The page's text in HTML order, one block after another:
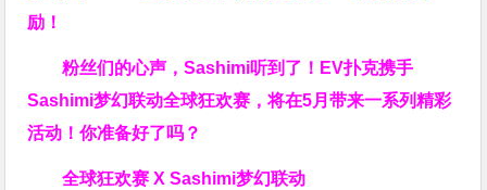
励！
粉丝们的心声，Sashimi听到了！EV扑克携手
Sashimi梦幻联动全球狂欢赛，将在5月带来一系列精彩
活动！你准备好了吗？
全球狂欢赛 X Sashimi梦幻联动